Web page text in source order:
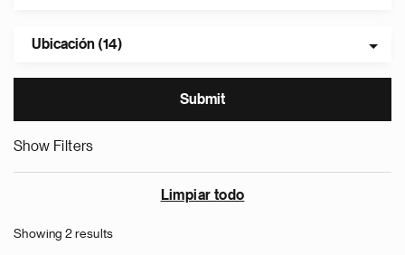
Ubicación (14)
Show Filters
Limpiar todo
Showing 2 results